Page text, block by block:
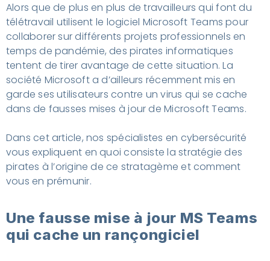
Alors que de plus en plus de travailleurs qui font du
télétravail utilisent le logiciel Microsoft Teams pour
collaborer sur différents projets professionnels en
temps de pandémie, des pirates informatiques
tentent de tirer avantage de cette situation. La
société Microsoft a d’ailleurs récemment mis en
garde ses utilisateurs contre un virus qui se cache
dans de fausses mises à jour de Microsoft Teams.
Dans cet article, nos spécialistes en cybersécurité
vous expliquent en quoi consiste la stratégie des
pirates à l’origine de ce stratagème et comment
vous en prémunir.
Une fausse mise à jour MS Teams
qui cache un rançongiciel